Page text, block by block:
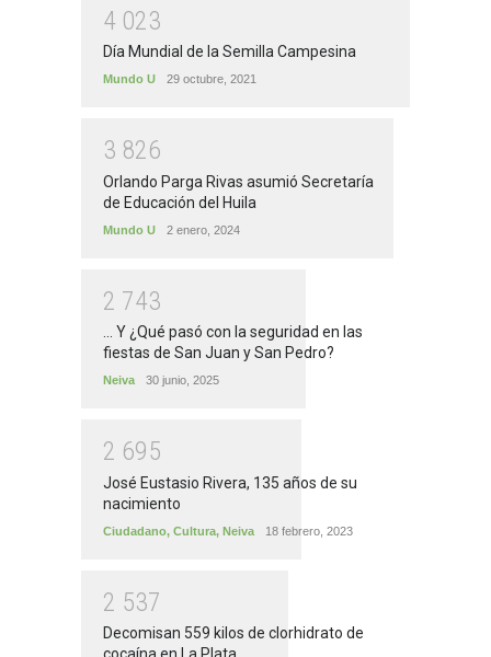
4 023
Día Mundial de la Semilla Campesina
Mundo U 29 octubre, 2021
3 826
Orlando Parga Rivas asumió Secretaría
de Educación del Huila
Mundo U 2 enero, 2024
2 743
... Y ¿Qué pasó con la seguridad en las
fiestas de San Juan y San Pedro?
Neiva 30 junio, 2025
2 695
José Eustasio Rivera, 135 años de su
nacimiento
Ciudadano, Cultura, Neiva 18 febrero, 2023
2 537
Decomisan 559 kilos de clorhidrato de